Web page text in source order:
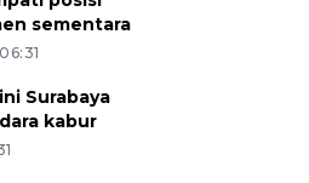
sementara
Surabaya
kabur